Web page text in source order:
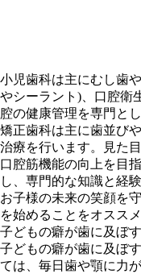
小児歯科は主にむし歯
やシーラント)、口腔衛
腔の健康管理を専門とし
矯正歯科は主に歯並び
治療を行います。見た
口腔筋機能の向上を目
し、専門的な知識と経
お子様の未来の笑顔を
を始めることをオススメ
子どもの癖が歯に及ぼ
子どもの癖が歯に及ぼ
ては、毎日歯や顎に力